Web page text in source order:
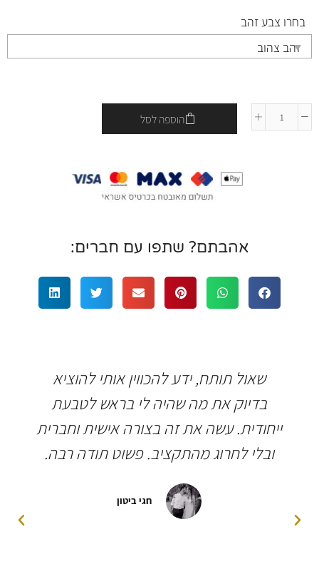
בחרו צבע זהב
הוספה לסל
אהבתם? שתפו עם חברים:
שאול תותח, ידע להכווין אותי להוציא
בדיוק את מה שהיה לי בראש לטבעת
ייחודית. עשה את זה בצורה אישית וחברית
ובלי לחרוג מהתקציב. פשוט תודה רבה.
חגי ביטון